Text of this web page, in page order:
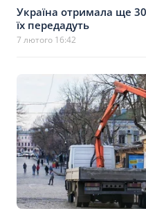
Україна отримала ще
їх передадуть
7 лютого 16:42